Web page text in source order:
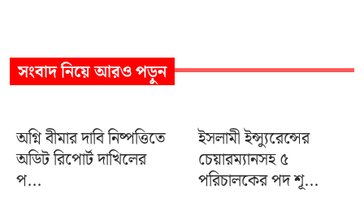
সংবাদনিয়ে আরও পড়ুন
অগ্নি বীমার দাবি নিষ্পত্তিতে
অডিট রিপোর্ট দাখিলের
প...
ইসলামী ইন্স্যুরেন্সের
চেয়ারম্যানসহ ৫
পরিচালকের পদ শূ...